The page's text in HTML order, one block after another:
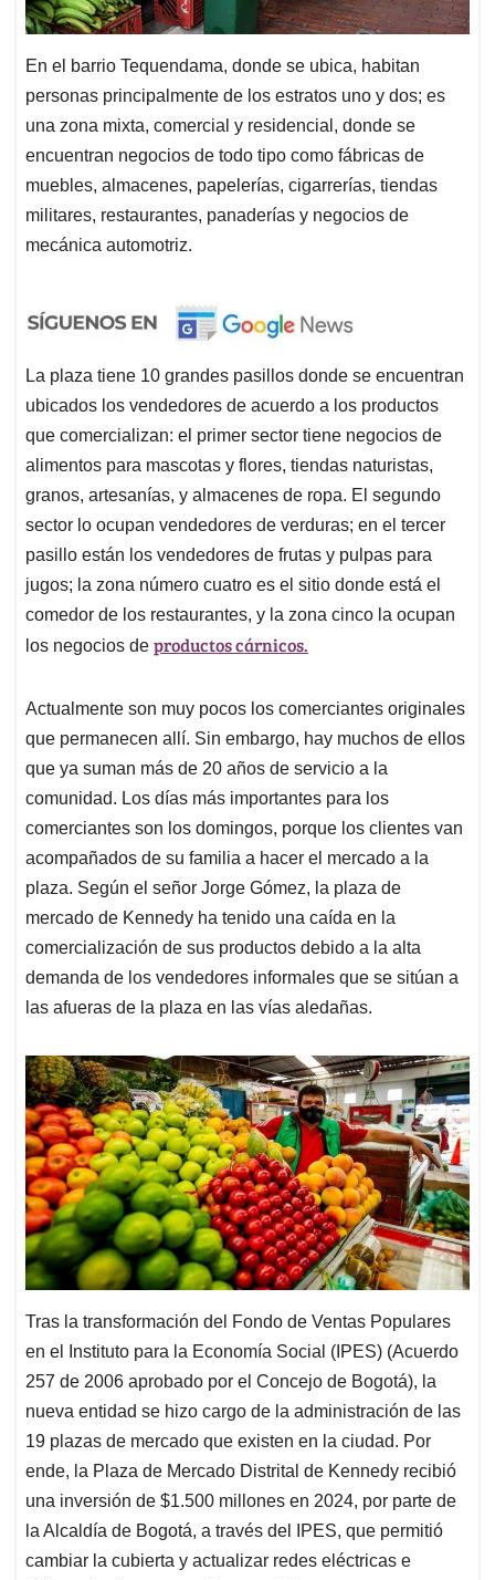
En el barrio Tequendama, donde se ubica, habitan
personas principalmente de los estratos uno y dos; es
una zona mixta, comercial y residencial, donde se
encuentran negocios de todo tipo como fábricas de
muebles, almacenes, papelerías, cigarrerías, tiendas
militares, restaurantes, panaderías y negocios de
mecánica automotriz.
La plaza tiene 10 grandes pasillos donde se encuentran
ubicados los vendedores de acuerdo a los productos
que comercializan: el primer sector tiene negocios de
alimentos para mascotas y flores, tiendas naturistas,
granos, artesanías, y almacenes de ropa. El segundo
sector lo ocupan vendedores de verduras; en el tercer
pasillo están los vendedores de frutas y pulpas para
jugos; la zona número cuatro es el sitio donde está el
comedor de los restaurantes, y la zona cinco la ocupan
los negocios de productos cárnicos.
Actualmente son muy pocos los comerciantes originales
que permanecen allí. Sin embargo, hay muchos de ellos
que ya suman más de 20 años de servicio a la
comunidad. Los días más importantes para los
comerciantes son los domingos, porque los clientes van
acompañados de su familia a hacer el mercado a la
plaza. Según el señor Jorge Gómez, la plaza de
mercado de Kennedy ha tenido una caída en la
comercialización de sus productos debido a la alta
demanda de los vendedores informales que se sitúan a
las afueras de la plaza en las vías aledañas.
Tras la transformación del Fondo de Ventas Populares
en el Instituto para la Economía Social (IPES) (Acuerdo
257 de 2006 aprobado por el Concejo de Bogotá), la
nueva entidad se hizo cargo de la administración de las
19 plazas de mercado que existen en la ciudad. Por
ende, la Plaza de Mercado Distrital de Kennedy recibió
una inversión de $1.500 millones en 2024, por parte de
la Alcaldía de Bogotá, a través del IPES, que permitió
cambiar la cubierta y actualizar redes eléctricas e